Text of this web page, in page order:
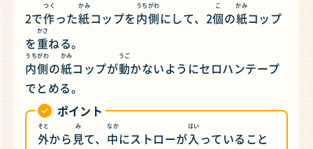
2で作
つく
った紙
かみ
コップを内側
うちがわ
にして、2個
こ
の紙
かみ
コップ
を重
かさ
ねる。
内側
うちがわ
の紙
かみ
コップが動
うご
かないようにセロハンテープ
でとめる。
ポイント
外
そと
から 見
み
て、 中
なか
にストローが入
はい
っていること